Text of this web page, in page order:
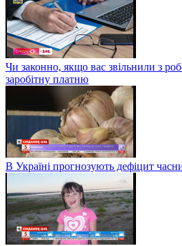
Чи законно, якщо вас звільнили з
заробітну платню
В Україні прогнозують дефіцит